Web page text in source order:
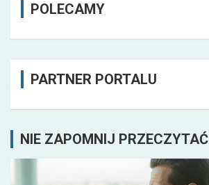
POLECAMY
PARTNER PORTALU
NIE ZAPOMNIJ PRZECZYTAĆ